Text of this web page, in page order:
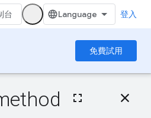
台 登入
免費試用
這個頁面中的內容
HTTP 要求